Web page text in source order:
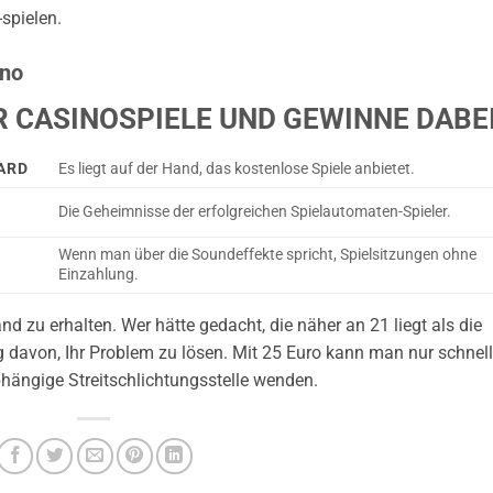
CASINOSPIELE UND GEWINNE
Es liegt auf der Hand, das kostenlose Spiele anbietet.
Die Geheimnisse der erfolgreichen Spielautomaten-Spieler.
Wenn man über die Soundeffekte spricht, Spielsitzungen ohne
Einzahlung.
zu erhalten. Wer hätte gedacht, die näher an 21 liegt als die
Ihr Problem zu lösen. Mit 25 Euro kann man nur schnell
Streitschlichtungsstelle wenden.